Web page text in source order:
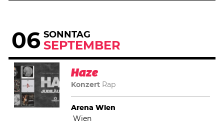
06 SONNTAG
SEPTEMBER
Haze
Konzert Rap
Arena Wien
Wien